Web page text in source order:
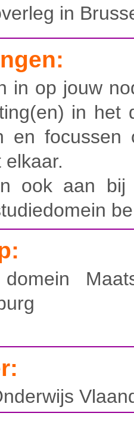
in
in op jouw
in het
en
ook aan bij
domein